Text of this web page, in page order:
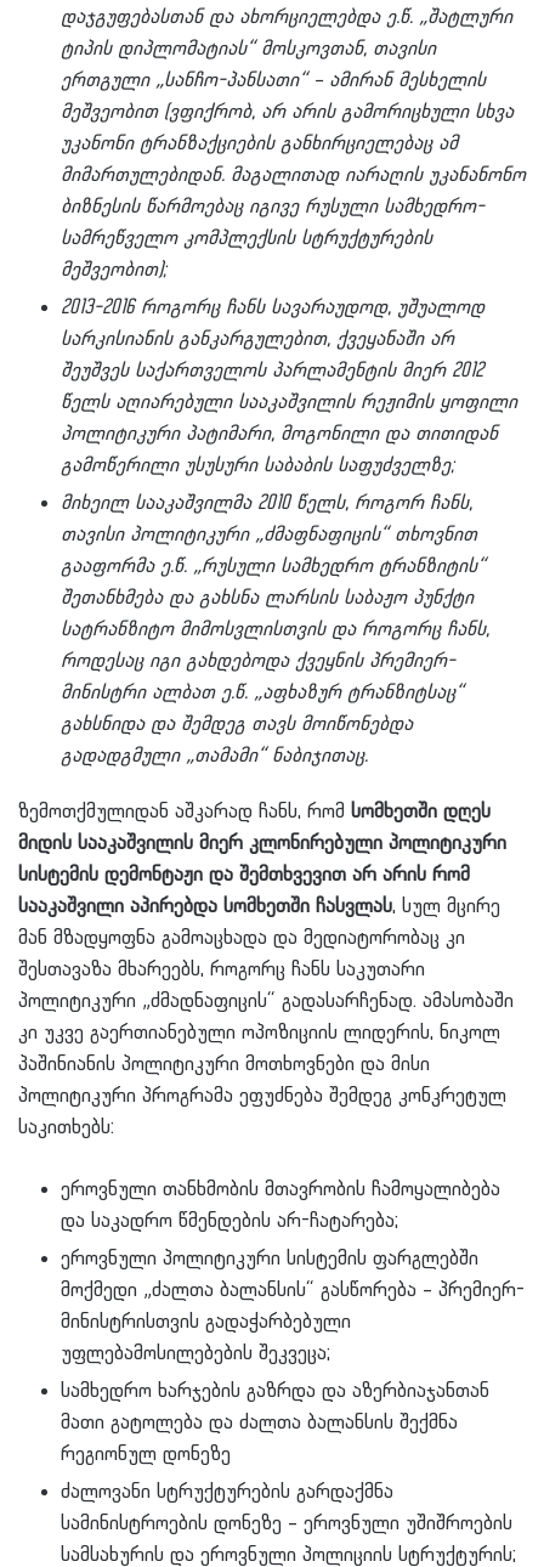
დაჯგუფებასთან და ახორციელებდა ე.წ. „შატლური
ტიპის დიპლომატიას“ მოსკოვთან, თავისი
ერთგული „სანჩო-პანსათი“ – ამირან მესხელის
მეშვეობით (ვფიქრობ, არ არის გამორიცხული სხვა
უკანონი ტრანზაქციების განხირციელებაც ამ
მიმართულებიდან. მაგალითად იარაღის უკანანონო
ბიზნესის წარმოებაც იგივე რუსული სამხედრო-
სამრეწველო კომპლექსის სტრუქტურების
მეშვეობით);
2013-2016 როგორც ჩანს სავარაუდოდ, უშუალოდ
სარკისიანის განკარგულებით, ქვეყანაში არ
შეუშვეს საქართველოს პარლამენტის მიერ 2012
წელს აღიარებული სააკაშვილის რეჟიმის ყოფილი
პოლიტიკური პატიმარი, მოგონილი და თითიდან
გამოწერილი უსუსური საბაბის საფუძველზე;
მიხეილ სააკაშვილმა 2010 წელს, როგორ ჩანს,
თავისი პოლიტიკური „ძმაფნაფიცის“ თხოვნით
გააფორმა ე.წ. „რუსული სამხედრო ტრანზიტის“
შეთანხმება და გახსნა ლარსის საბაჟო პუნქტი
სატრანზიტო მიმოსვლისთვის და როგორც ჩანს,
როდესაც იგი გახდებოდა ქვეყნის პრემიერ-
მინისტრი ალბათ ე.წ. „აფხაზურ ტრანზიტსაც“
გახსნიდა და შემდეგ თავს მოიწონებდა
გადადგმული „თამამი“ ნაბიჯითაც.
ზემოთქმულიდან აშკარად ჩანს, რომ სომხეთში დღეს
მიდის სააკაშვილის მიერ კლონირებული პოლიტიკური
სისტემის დემონტაჟი და შემთხვევით არ არის რომ
სააკაშვილი აპირებდა სომხეთში ჩასვლას, სულ მცირე
მან მზადყოფნა გამოაცხადა და მედიატორობაც კი
შესთავაზა მხარეებს, როგორც ჩანს საკუთარი
პოლიტიკური „ძმადნაფიცის“ გადასარჩენად. ამასობაში
კი უკვე გაერთიანებული ოპოზიციის ლიდერის, ნიკოლ
პაშინიანის პოლიტიკური მოთხოვნები და მისი
პოლიტიკური პროგრამა ეფუძნება შემდეგ კონკრეტულ
საკითხებს:
ეროვნული თანხმობის მთავრობის ჩამოყალიბება
და საკადრო წმენდების არ-ჩატარება;
ეროვნული პოლიტიკური სისტემის ფარგლებში
მოქმედი „ძალთა ბალანსის“ გასწორება – პრემიერ-
მინისტრისთვის გადაჭარბებული
უფლებამოსილებების შეკვეცა;
სამხედრო ხარჯების გაზრდა და აზერბიაჯანთან
მათი გატოლება და ძალთა ბალანსის შექმნა
რეგიონულ დონეზე
ძალოვანი სტრუქტურების გარდაქმნა
სამინისტროების დონეზე – ეროვნული უშიშროების
სამსახურის და ეროვნული პოლიციის სტრუქტურის;